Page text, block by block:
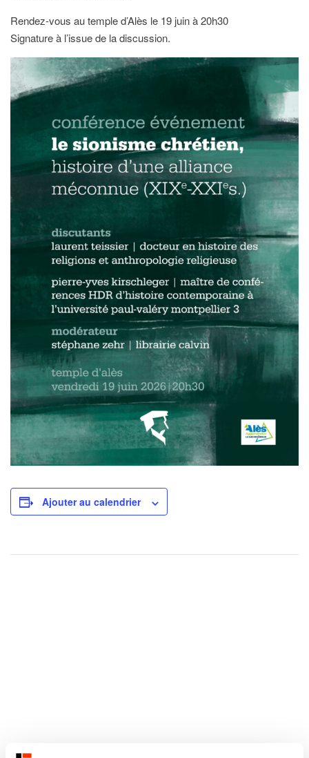
Rendez-vous au temple d’Alès le 19 juin à 20h30
Signature à l’issue de la discussion.
Ajouter au calendrier